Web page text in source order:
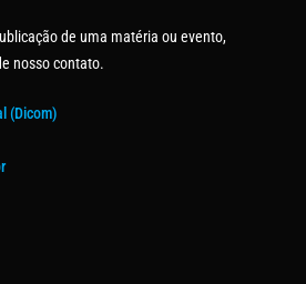
de uma matéria ou evento,
nosso contato.
(Dicom)